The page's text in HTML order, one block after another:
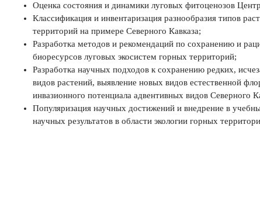
Оценка состояния и динамики луговых фитоценозов
Классификация и инвентаризация разнообразия типов
территорий на примере Северного Кавказа;
Разработка методов и рекомендаций по сохранению и
биоресурсов луговых экосистем горных территорий;
Разработка научных подходов к сохранению редких,
видов растений, выявление новых видов естественной
инвазионного потенциала адвентивных видов Северного
Популяризация научных достижений и внедрение в
научных результатов в области экологии горных